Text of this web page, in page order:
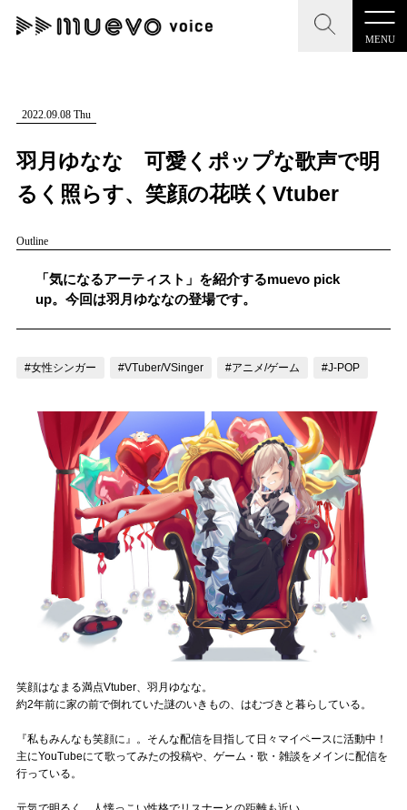
MENU
CLOSE
記事を検索する
人気ワード
#男性SSW #ポップス #女性SSW
CLOSE
"読者の声を形にする”音楽特化メディア
MENU
記事一覧
記事リクエスト
ログイン
muevoクラウドファンディング
muevoコミュニティ
ぶいクラ！by muevo
ぶいコミュ！by muevo
Follow us
2022.09.08 Thu
羽月ゆなな 可愛くポップな歌声で明
るく照らす、笑顔の花咲くVtuber
Outline
「気になるアーティスト」を紹介するmuevo pick
up。今回は羽月ゆななの登場です。
#女性シンガー #VTuber/VSinger #アニメ/ゲーム #J-POP
笑顔はなまる満点Vtuber、羽月ゆなな。
約2年前に家の前で倒れていた謎のいきもの、はむづきと暮らしている。
『私もみんなも笑顔に』。そんな配信を目指して日々マイペースに活動中！
主にYouTubeにて歌ってみたの投稿や、ゲーム・歌・雑談をメインに配信を
行っている。